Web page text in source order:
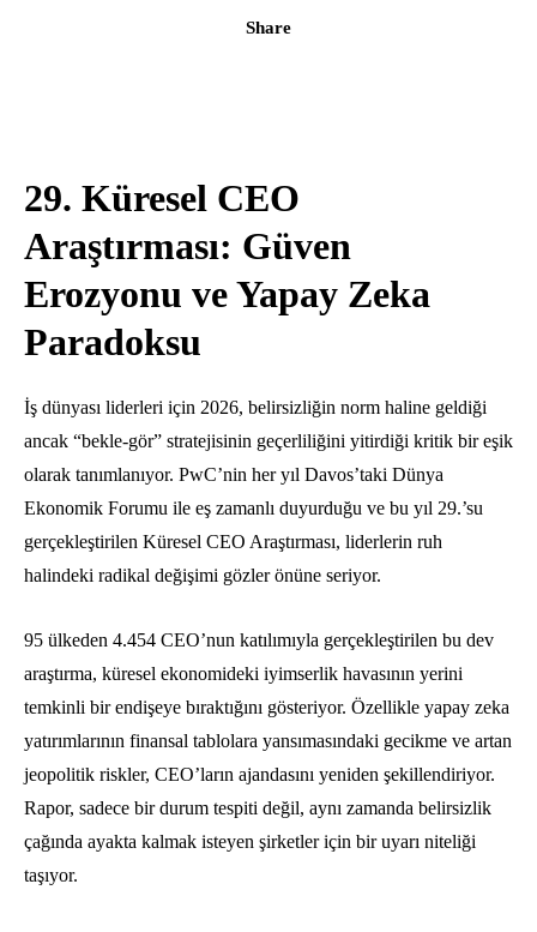
Share
29. Küresel CEO
Araştırması: Güven
Erozyonu ve Yapay Zeka
Paradoksu
İş dünyası liderleri için 2026, belirsizliğin norm haline geldiği
ancak “bekle-gör” stratejisinin geçerliliğini yitirdiği kritik bir eşik
olarak tanımlanıyor. PwC’nin her yıl Davos’taki Dünya
Ekonomik Forumu ile eş zamanlı duyurduğu ve bu yıl 29.’su
gerçekleştirilen Küresel CEO Araştırması, liderlerin ruh
halindeki radikal değişimi gözler önüne seriyor.
95 ülkeden 4.454 CEO’nun katılımıyla gerçekleştirilen bu dev
araştırma, küresel ekonomideki iyimserlik havasının yerini
temkinli bir endişeye bıraktığını gösteriyor. Özellikle yapay zeka
yatırımlarının finansal tablolara yansımasındaki gecikme ve artan
jeopolitik riskler, CEO’ların ajandasını yeniden şekillendiriyor.
Rapor, sadece bir durum tespiti değil, aynı zamanda belirsizlik
çağında ayakta kalmak isteyen şirketler için bir uyarı niteliği
taşıyor.